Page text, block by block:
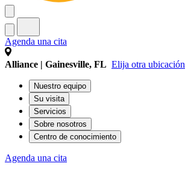
Agenda una cita
Alliance | Gainesville, FL Elija otra ubicación
Nuestro equipo
Su visita
Servicios
Sobre nosotros
Centro de conocimiento
Agenda una cita